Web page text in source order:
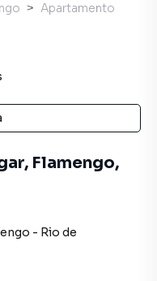
Apartamento
Flamengo,
- Rio de